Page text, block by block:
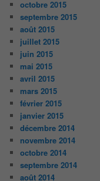
octobre 2015
septembre 2015
août 2015
juillet 2015
juin 2015
mai 2015
avril 2015
mars 2015
février 2015
janvier 2015
décembre 2014
novembre 2014
octobre 2014
septembre 2014
août 2014